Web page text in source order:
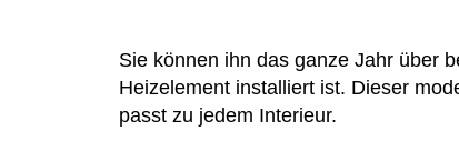
Sie können ihn das ganze Jahr über
Heizelement installiert ist. Dieser
passt zu jedem Interieur.